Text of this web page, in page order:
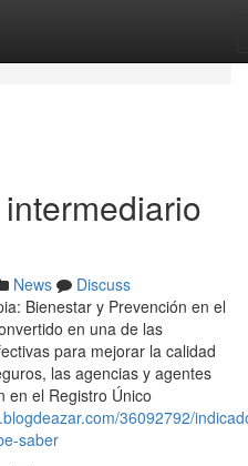
News
Discuss
Bienestar y Prevención en el
en una de las
para mejorar la calidad
las agencias y agentes
en el Registro Único
36092792/
saber